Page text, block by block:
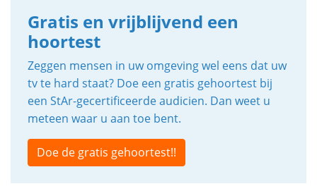
Gratis en vrijblijvend een
hoortest
Zeggen mensen in uw omgeving wel eens dat uw
tv te hard staat? Doe een gratis gehoortest bij
een StAr-gecertificeerde audicien. Dan weet u
meteen waar u aan toe bent.
Doe de gratis gehoortest!!